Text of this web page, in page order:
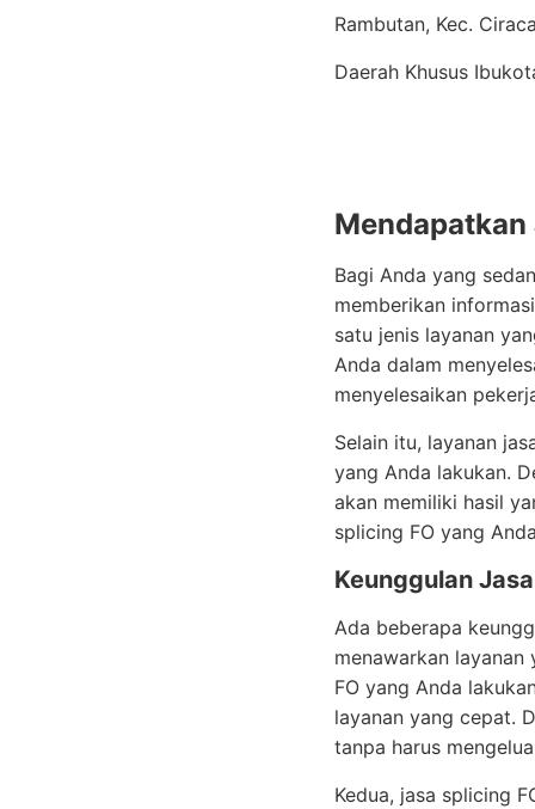
Rambutan, Kec.
Daerah Khusus
Mendapatkan
Bagi Anda yang
memberikan
satu jenis layanan
Anda dalam
menyelesaikan
Selain itu, layanan
yang Anda lakukan.
akan memiliki hasil
splicing FO yang
Keunggulan
Ada beberapa
menawarkan
FO yang Anda
layanan yang cepat.
tanpa harus
Kedua, jasa splicing